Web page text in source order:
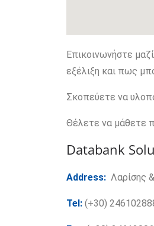
Επικοινωνήστε
εξέλιξη και πως
Σκοπεύετε να
Θέλετε να μάθετε
Databank
Address: Λαρίσης
Tel: (+30)